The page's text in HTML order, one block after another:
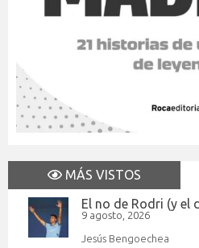
MÁS VISTOS
El no de Rodri (y el
9 agosto, 2026
Jesús Bengoechea